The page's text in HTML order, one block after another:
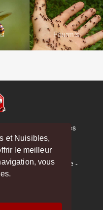
et Nuisibles,
le meilleur
vous
Fourmis
Frelons et Nuisibles
-Boulogne-sur-Gesse-